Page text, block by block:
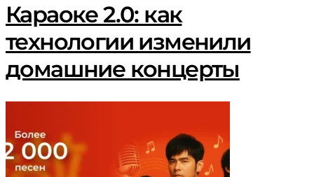
Караоке 2.0: как
технологии изменили
домашние концерты